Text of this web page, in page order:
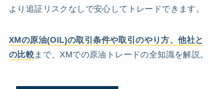
より追証リスクなしで安心してトレードできます。
XMの原油(OIL)の取引条件や取引のやり方、他社と
の比較まで、XMでの原油トレードの全知識を解説。